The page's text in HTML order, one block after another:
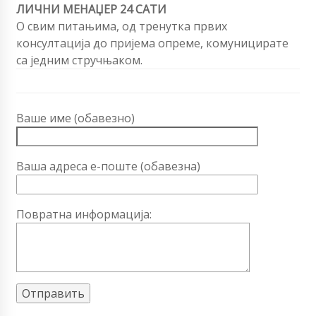
ЛИЧНИ МЕНАЏЕР 24 САТИ
О свим питањима, од тренутка првих
консултација до пријема опреме, комуницирате
са једним стручњаком.
Ваше име (обавезно)
Ваша адреса е-поште (обавезна)
Повратна информација: